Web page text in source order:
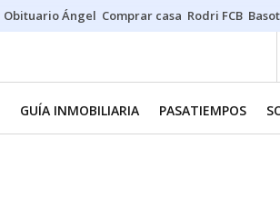
Obituario Ángel Comprar casa Rodri FCB
GUÍA INMOBILIARIA PASATIEMPOS